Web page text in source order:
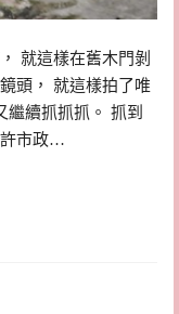
就這樣在舊木門剝
頭， 就這樣拍了唯
續抓抓抓。 抓到
許市政…